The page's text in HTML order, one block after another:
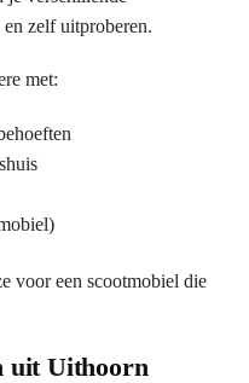
zelf uitproberen.
met:
voor een scootmobiel die
uit Uithoorn